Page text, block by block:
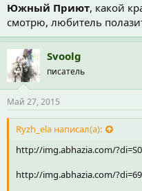
Южный Приют, какой
смотрю, любитель
Svoolg
писатель
Май 27, 2015
Ryzh_ela написал(а):
http://img.abhazia.com/
http://img.abhazia.com/